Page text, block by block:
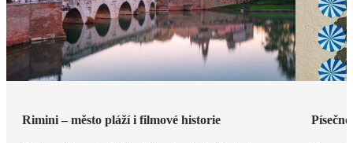
Rimini – město pláží i filmové historie